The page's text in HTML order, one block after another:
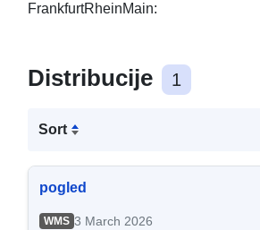
FrankfurtRheinMain:
Distribucije 1
Sort
pogled
WMS 3 March 2026